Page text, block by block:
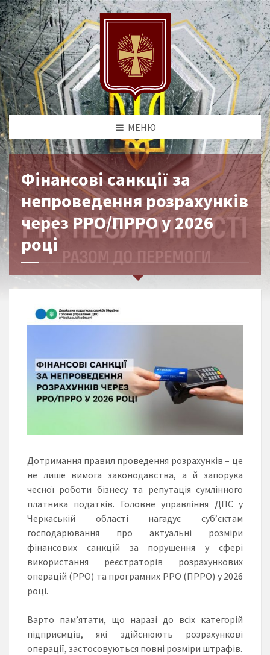
МЕНЮ
Фінансові санкції за
непроведення розрахунків
через РРО/ПРРО у 2026
році
Дотримання правил проведення розрахунків – це
не лише вимога законодавства, а й запорука
чесної роботи бізнесу та репутація сумлінного
платника податків. Головне управління ДПС у
Черкаській області нагадує суб’єктам
господарювання про актуальні розміри
фінансових санкцій за порушення у сфері
використання реєстраторів розрахункових
операцій (РРО) та програмних РРО (ПРРО) у 2026
році.
Варто пам’ятати, що наразі до всіх категорій
підприємців, які здійснюють розрахункові
операції, застосовуються повні розміри штрафів.